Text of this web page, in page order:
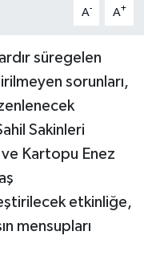
A- A+
süregelen
sorunları,
Sakinleri
ve Kartopu Enez
etkinliğe,
mensupları